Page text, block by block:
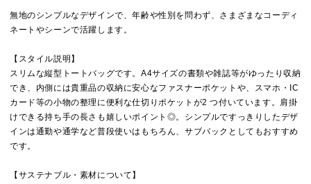
無地のシンプルなデザインで、年齢や性別を問わず、さまざまなコーディ
ネートやシーンで活躍します。
【スタイル説明】
スリムな縦型トートバッグです。A4サイズの書類や雑誌等がゆったり収納
でき、内側には貴重品の収納に安心なファスナーポケットや、スマホ・IC
カード等の小物の整理に便利な仕切りポケットが2 つ付いています。肩掛
けできる持ち手の長さも嬉しいポイント◎。シンプルですっきりしたデザ
インは通勤や通学など普段使いはもちろん、サブバックとしてもおすすめ
です。
【サステナブル・素材について】